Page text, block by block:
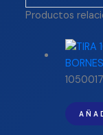
Productos